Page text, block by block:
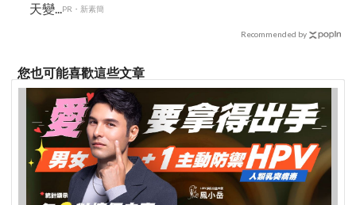
天變...PR・新素簡
Recommended by
您也可能喜歡這些文章